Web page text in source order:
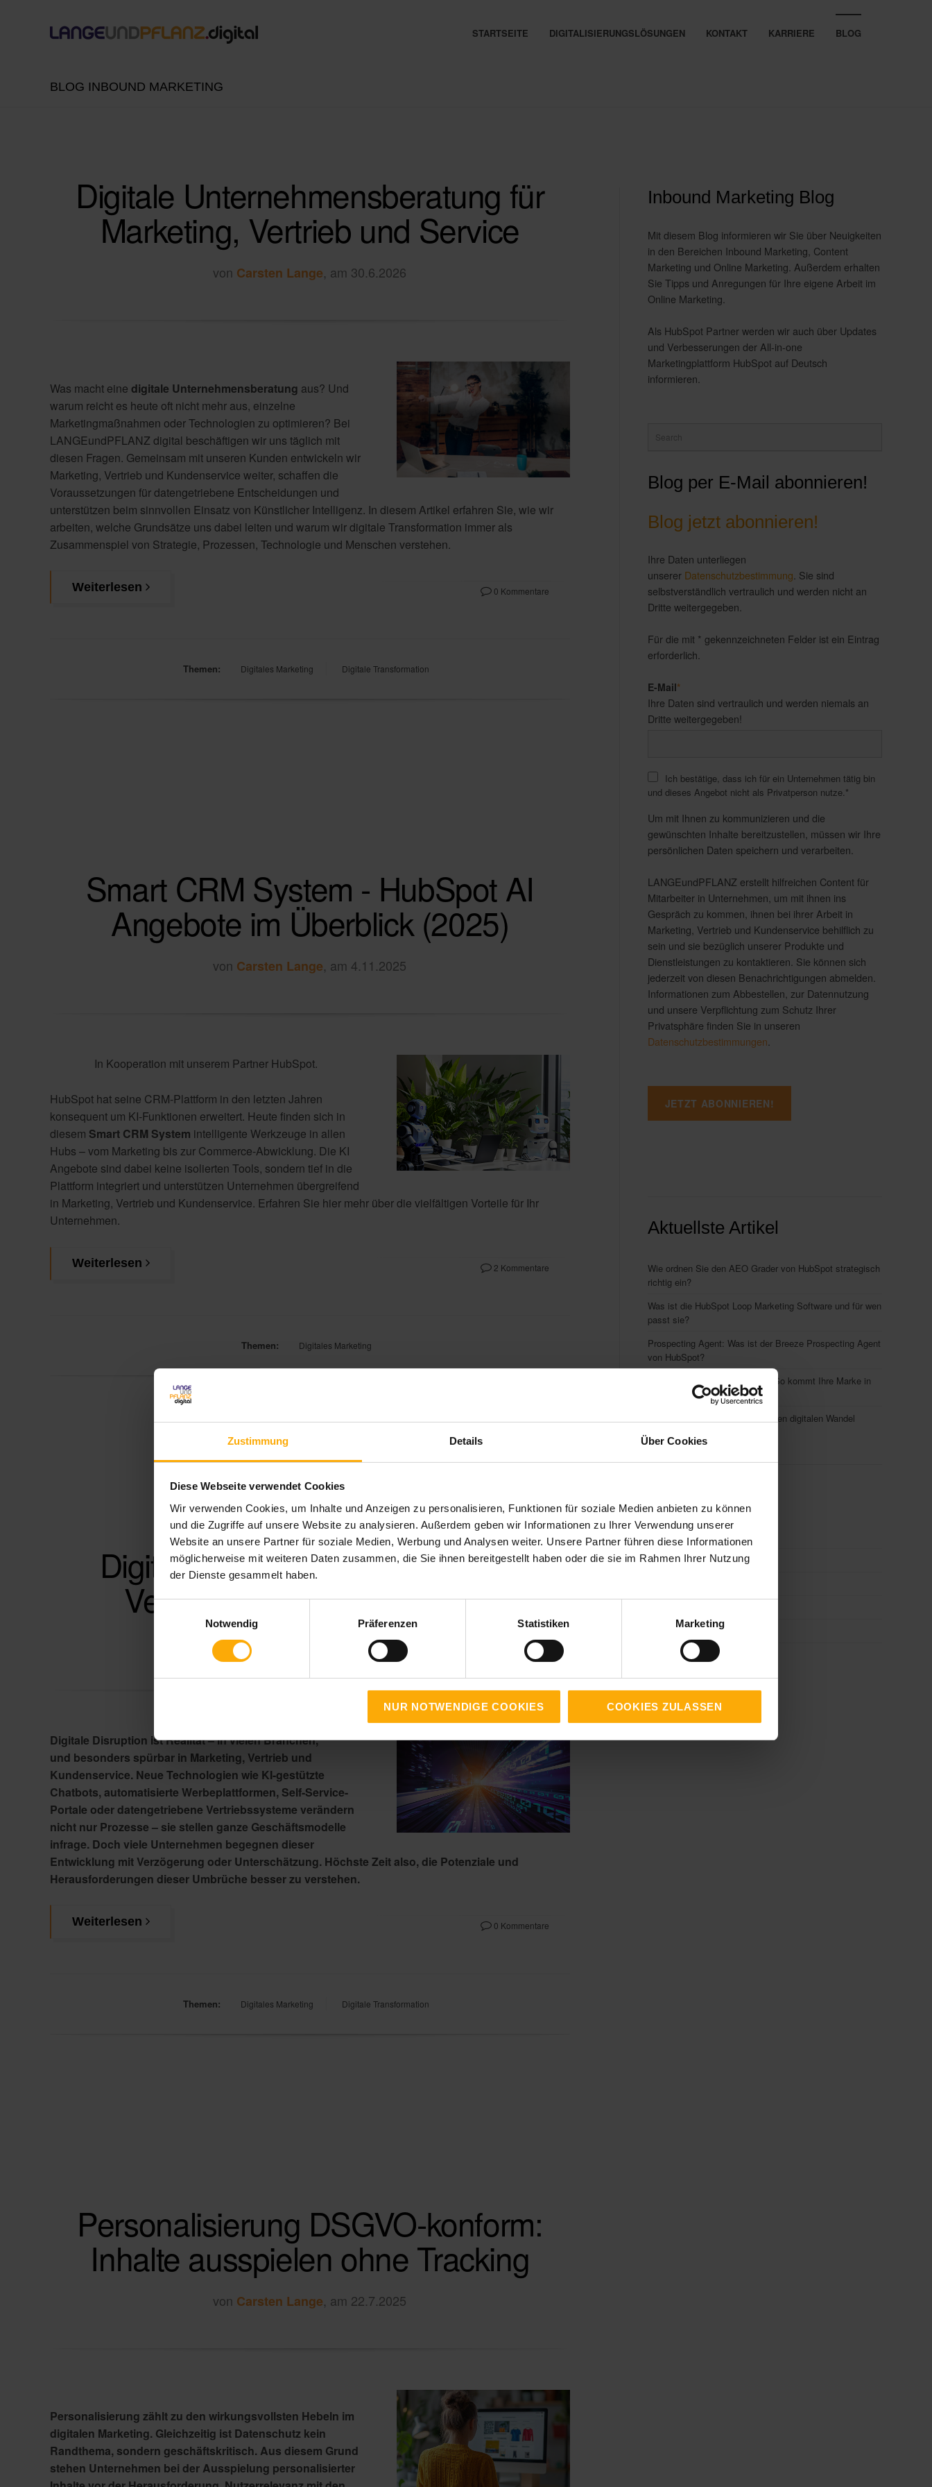
Zustimmung Details Über Cookies
Diese Webseite verwendet Cookies
Wir verwenden Cookies, um Inhalte und Anzeigen zu personalisieren, Funktionen für soziale Medien anbieten zu können
und die Zugriffe auf unsere Website zu analysieren. Außerdem geben wir Informationen zu Ihrer Verwendung unserer
Website an unsere Partner für soziale Medien, Werbung und Analysen weiter. Unsere Partner führen diese Informationen
möglicherweise mit weiteren Daten zusammen, die Sie ihnen bereitgestellt haben oder die sie im Rahmen Ihrer Nutzung
der Dienste gesammelt haben.
Einwilligungsauswahl
Notwendig
Präferenzen Statistiken Marketing
NUR NOTWENDIGE COOKIES COOKIES ZULASSEN
STARTSEITE DIGITALISIERUNGSLÖSUNGEN KONTAKT KARRIERE BLOG
BLOG INBOUND MARKETING
Digitale Unternehmensberatung für
Marketing, Vertrieb und Service
von Carsten Lange, am 30.6.2026
Was macht eine digitale Unternehmensberatung aus? Und
warum reicht es heute oft nicht mehr aus, einzelne
Marketingmaßnahmen oder Technologien zu optimieren? Bei
LANGEundPFLANZ digital beschäftigen wir uns täglich mit
diesen Fragen. Gemeinsam mit unseren Kunden entwickeln wir
Marketing, Vertrieb und Kundenservice weiter, schaffen die
Voraussetzungen für datengetriebene Entscheidungen und
unterstützen beim sinnvollen Einsatz von Künstlicher Intelligenz. In diesem Artikel erfahren Sie, wie wir
arbeiten, welche Grundsätze uns dabei leiten und warum wir digitale Transformation immer als
Zusammenspiel von Strategie, Prozessen, Technologie und Menschen verstehen.
Weiterlesen 0 Kommentare
Themen: Digitales Marketing Digitale Transformation
Smart CRM System - HubSpot AI
Angebote im Überblick (2025)
von Carsten Lange, am 4.11.2025
In Kooperation mit unserem Partner HubSpot.
HubSpot hat seine CRM-Plattform in den letzten Jahren
konsequent um KI-Funktionen erweitert. Heute finden sich in
diesem Smart CRM System intelligente Werkzeuge in allen
Hubs – vom Marketing bis zur Commerce-Abwicklung. Die KI
Angebote sind dabei keine isolierten Tools, sondern tief in die
Plattform integriert und unterstützen Unternehmen übergreifend
in Marketing, Vertrieb und Kundenservice. Erfahren Sie hier mehr über die vielfältigen Vorteile für Ihr
Unternehmen.
Weiterlesen 2 Kommentare
Themen: Digitales Marketing
Digitale Disruption in Marketing,
Vertrieb und Kundenservice
vonLiam Lange , am 19.8.2025
Digitale Disruption ist Realität – in vielen Branchen,
und besonders spürbar in Marketing, Vertrieb und
Kundenservice. Neue Technologien wie KI-gestützte
Chatbots, automatisierte Werbeplattformen, Self-Service-
Portale oder datengetriebene Vertriebssysteme verändern
nicht nur Prozesse – sie stellen ganze Geschäftsmodelle
infrage. Doch viele Unternehmen begegnen dieser
Entwicklung mit Verzögerung oder Unterschätzung. Höchste Zeit also, die Potenziale und
Herausforderungen dieser Umbrüche besser zu verstehen.
Weiterlesen 0 Kommentare
Themen: Digitales Marketing Digitale Transformation
Personalisierung DSGVO-konform:
Inhalte ausspielen ohne Tracking
von Carsten Lange, am 22.7.2025
Personalisierung zählt zu den wirkungsvollsten Hebeln im
digitalen Marketing. Gleichzeitig ist Datenschutz kein
Randthema, sondern geschäftskritisch. Aus diesem Grund
stehen Unternehmen bei der Ausspielung personalisierter
Inbound Marketing Blog
Mit diesem Blog informieren wir Sie über Neuigkeiten
in den Bereichen Inbound Marketing, Content
Marketing und Online Marketing. Außerdem erhalten
Sie Tipps und Anregungen für Ihre eigene Arbeit im
Online Marketing.
Als HubSpot Partner werden wir auch über Updates
und Verbesserungen der All-in-one
Marketingplattform HubSpot auf Deutsch
informieren.
Blog per E-Mail abonnieren!
Blog jetzt abonnieren!
Ihre Daten unterliegen
unserer Datenschutzbestimmung. Sie sind
selbstverständlich vertraulich und werden nicht an
Dritte weitergegeben.
Für die mit * gekennzeichneten Felder ist ein Eintrag
erforderlich.
E-Mail*
Ihre Daten sind vertraulich und werden niemals an
Dritte weitergegeben!
Ich bestätige, dass ich für ein Unternehmen tätig bin
und dieses Angebot nicht als Privatperson nutze.*
Um mit Ihnen zu kommunizieren und die
gewünschten Inhalte bereitzustellen, müssen wir Ihre
persönlichen Daten speichern und verarbeiten.
LANGEundPFLANZ erstellt hilfreichen Content für
Mitarbeiter in Unternehmen, um mit ihnen ins
Gespräch zu kommen, ihnen bei ihrer Arbeit in
Marketing, Vertrieb und Kundenservice behilflich zu
sein und sie bezüglich unserer Produkte und
Dienstleistungen zu kontaktieren. Sie können sich
jederzeit von diesen Benachrichtigungen abmelden.
Informationen zum Abbestellen, zur Datennutzung
und unsere Verpflichtung zum Schutz Ihrer
Privatsphäre finden Sie in unseren
Datenschutzbestimmungen.
Aktuellste Artikel
Wie ordnen Sie den AEO Grader von HubSpot strategisch
richtig ein?
Was ist die HubSpot Loop Marketing Software und für wen
passt sie?
Prospecting Agent: Was ist der Breeze Prospecting Agent
von HubSpot?
AI Engine Optimization (AEO): So kommt Ihre Marke in
die KI-Suche
Change Management im B2B: Den digitalen Wandel
Social Media Marketing(130)
HubSpot(54)
Inbound Marketing(37)
alle ansehen